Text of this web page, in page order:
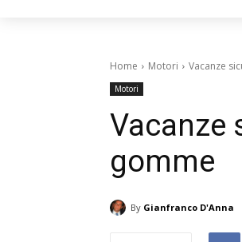
Home Motori Vacanze
Motori
Vacanze
gomme
By Gianfranco D'Anna